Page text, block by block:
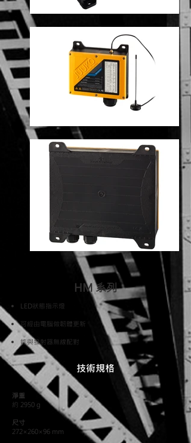
HM 系列
LED狀態指示燈​
可經由電腦做韌體更新
能與發射器無線配對
技術規格
淨重
約 2950 g
尺寸
272×260×96 mm